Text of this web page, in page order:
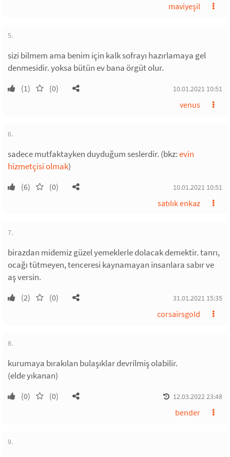
maviyeşil
5.
sizi bilmem ama benim için kalk sofrayı hazırlamaya gel
denmesidir. yoksa bütün ev bana örgüt olur.
(1) (0) 10.01.2021 10:51
venus
6.
sadece mutfaktayken duyduğum seslerdir. (bkz:evin
hizmetçisi olmak)
(6) (0) 10.01.2021 10:51
satılık enkaz
7.
birazdan midemiz güzel yemeklerle dolacak demektir. tanrı,
ocağı tütmeyen, tenceresi kaynamayan insanlara sabır ve
aş versin.
(2) (0) 31.01.2021 15:35
corsairsgold
8.
kurumaya bırakılan bulaşıklar devrilmiş olabilir.
(elde yıkanan)
(0) (0) 12.03.2022 23:48
bender
9.